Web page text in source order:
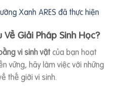
Xanh ARES đã thực hiện
Về Giải Pháp Sinh Học?
vi sinh vậtcủa bạn hoạt
vững, hãy làm việc với những
thế giới vi sinh.